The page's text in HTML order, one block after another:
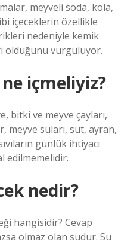
meyveli soda, kola,
içeceklerin özellikle
nedeniyle kemik
olduğunu vurguluyor.
içmeliyiz?
bitki ve meyve çayları,
meyve suları, süt, ayran,
günlük ihtiyacı
edilmemelidir.
nedir?
hangisidir? Cevap
olmaz olan sudur. Su